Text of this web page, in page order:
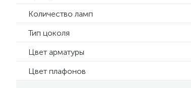
Количество ламп
Тип цоколя
Цвет арматуры
Цвет плафонов